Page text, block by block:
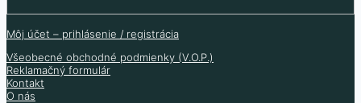
Skladom 158 ks
Môj účet – prihlásenie / registrácia
Všeobecné obchodné podmienky (V.O.P.)
Reklamačný formulár
Kontakt
O nás